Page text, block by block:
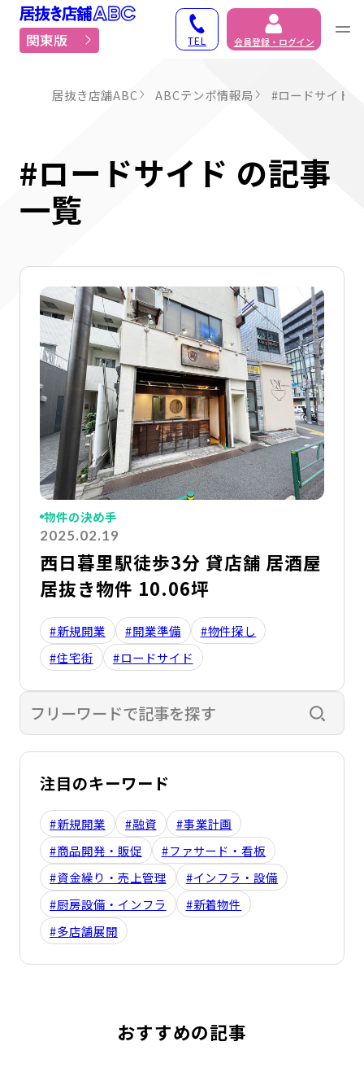
居抜き物件・貸店舗で
関東版 TEL 会員登録・ログイン
居抜き店舗ABC ABCテンポ情報局 #ロードサイド
#ロードサイド の記事
一覧
2025.02.19
物件の決め手
西日暮里駅徒歩3分 貸店舗 居酒屋
居抜き物件 10.06坪
#新規開業 #開業準備
#物件探し
#住宅街
#ロードサイド
検索す
注目のキーワード
#新規開業 #融資
#事業計画
#商品開発・販促
#ファサード・看板
#資金繰り・売上管理
#インフラ・設備
#厨房設備・インフラ
#新着物件
#多店舗展開
おすすめの記事